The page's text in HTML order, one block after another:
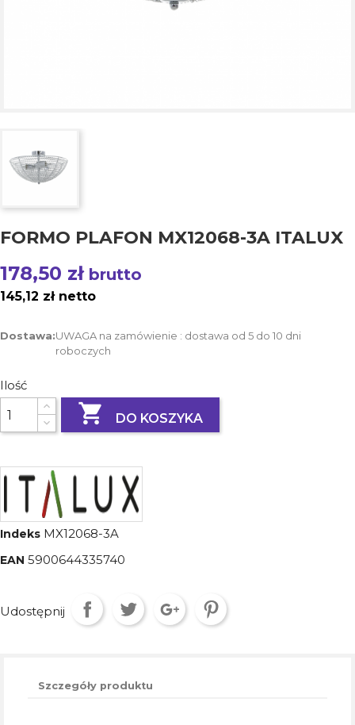
FORMO PLAFON MX12068-3A ITALUX
178,50 zł brutto
145,12 zł netto
Dostawa:UWAGA na zamówienie : dostawa od 5 do 10 dni
roboczych
Ilość
 DO KOSZYKA
Indeks MX12068-3A
EAN 5900644335740
Udostępnij
Szczegóły produktu